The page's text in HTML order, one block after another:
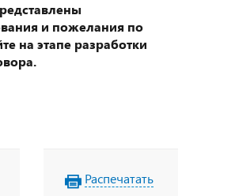
и пожелания по
на этапе разработки
Распечатать